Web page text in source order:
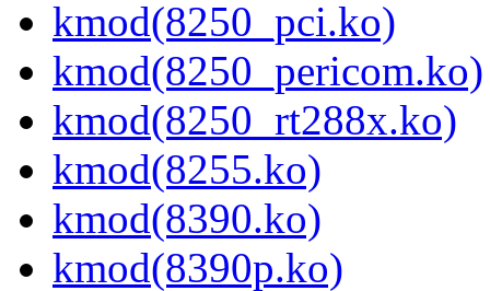
kmod(8250_pci.ko)
kmod(8250_pericom.ko)
kmod(8250_rt288x.ko)
kmod(8255.ko)
kmod(8390.ko)
kmod(8390p.ko)